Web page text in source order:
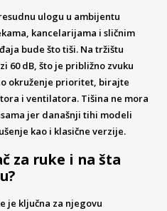
ulogu u ambijentu
kancelarijama i sličnim
bude što tiši. Na tržištu
60 dB, što je približno zvuku
okruženje prioritet, birajte
i ventilatora. Tišina ne mora
jer današnji tihi modeli
kao i klasične verzije.
za ruke i na šta
je ključna za njegovu